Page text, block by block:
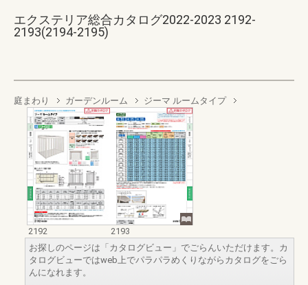
エクステリア総合カタログ2022-2023 2192-
2193(2194-2195)
庭まわり ガーデンルーム ジーマ ルームタイプ
2192
2193
お探しのページは「カタログビュー」でごらんいただけます。カ
タログビューではweb上でパラパラめくりながらカタログをごら
んになれます。